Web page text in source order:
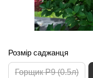
Розмір саджанця
Горщик P9 (0.5л)